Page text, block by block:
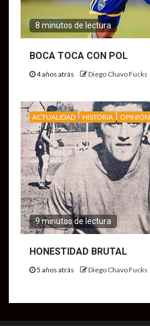
8 minutos de lectura
BOCA TOCA CON POL
4 años atrás Diego Chavo Fucks
ACTUALIDAD HISTORIA OPINIÓN
9 minutos de lectura
HONESTIDAD BRUTAL
5 años atrás Diego Chavo Fucks